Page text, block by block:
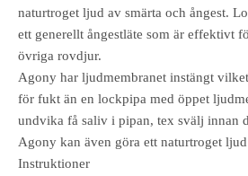
naturtroget ljud av smärta och ångest.
ett generellt ångestläte som är effektivt
övriga rovdjur.
Agony har ljudmembranet instängt
för fukt än en lockpipa med öppet
undvika få saliv i pipan, tex svälj innan
Agony kan även göra ett naturtroget
Instruktioner